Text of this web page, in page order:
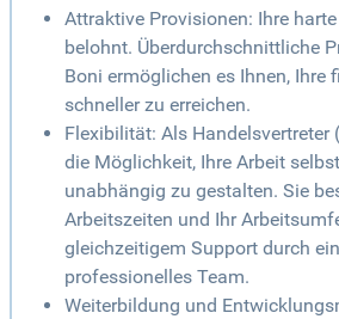
Attraktive Provisionen: Ihre
belohnt. Überdurchschnittliche
Boni ermöglichen es Ihnen, Ihre
schneller zu erreichen.
Flexibilität: Als
die Möglichkeit, Ihre Arbeit
unabhängig zu gestalten. Sie
Arbeitszeiten und Ihr
gleichzeitigem Support durch
professionelles Team.
Weiterbildung und